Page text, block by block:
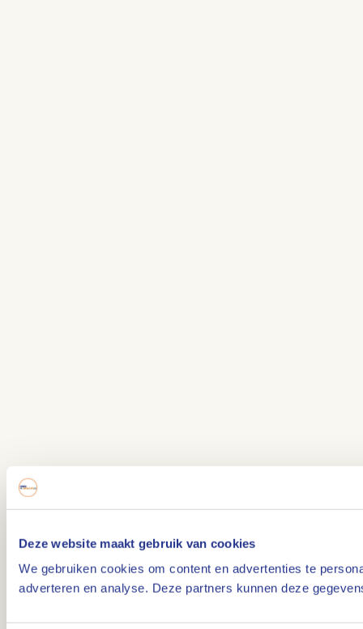
Deze website maakt gebruik van cookies
We gebruiken cookies om content en advertenties te
adverteren en analyse. Deze partners kunnen deze